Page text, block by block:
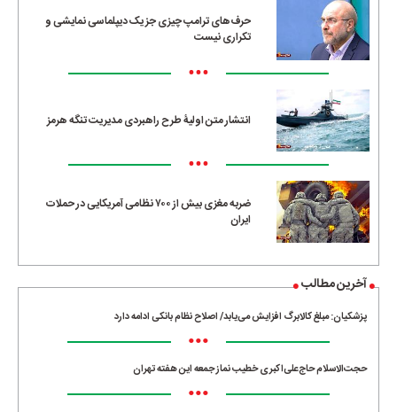
حرف‌های ترامپ چیزی جز یک دیپلماسی نمایشی و
تکراری نیست
•••
انتشار متن اولیۀ طرح راهبردی مدیریت تنگه هرمز
•••
ضربه مغزی بیش از ۷۰۰ نظامی آمریکایی در حملات
ایران
آخرین مطالب
پزشکیان: مبلغ کالابرگ افزایش می‌یابد/ اصلاح نظام بانکی ادامه دارد
•••
حجت‌الاسلام حاج‌علی‌اکبری خطیب نماز جمعه این هفته تهران
•••